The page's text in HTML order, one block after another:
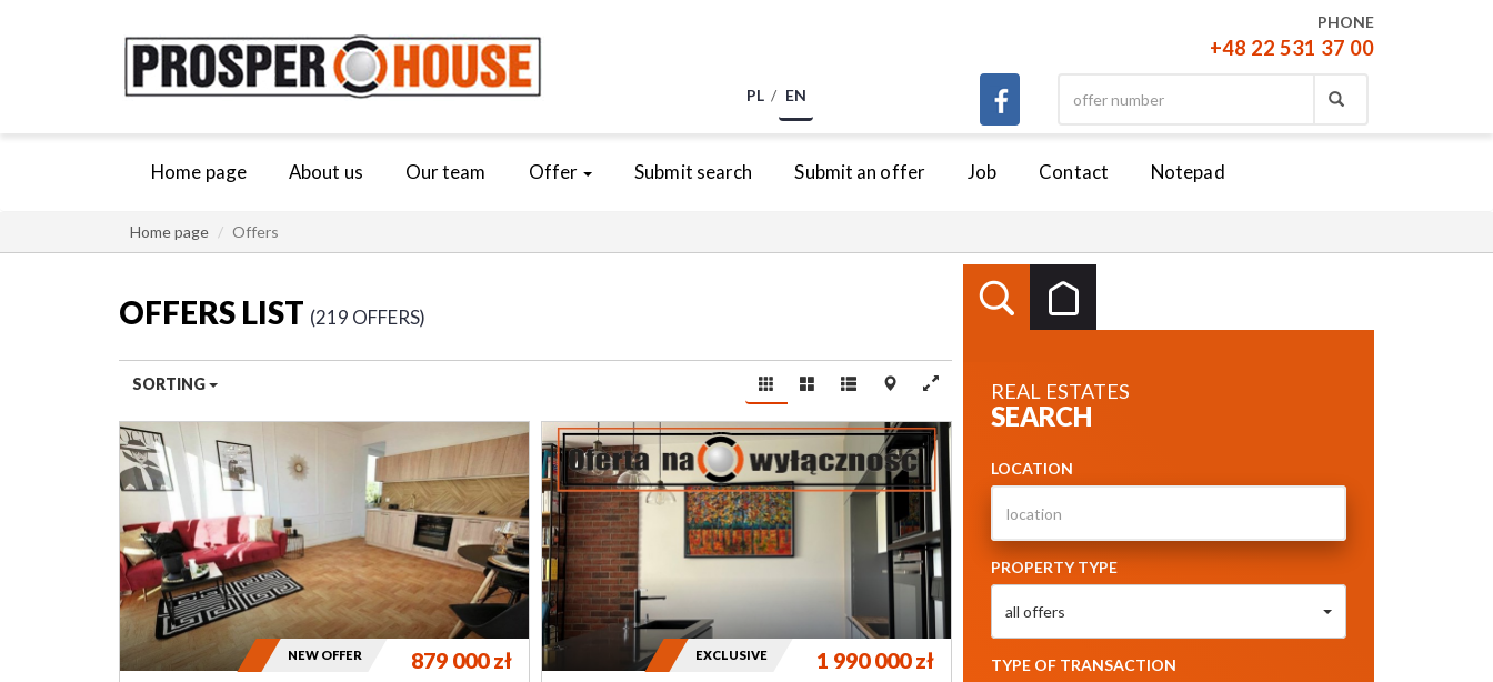
PHONE
+48 22 531 37 00
PL EN
Home page About us Our team Offer Submit search Submit an offer Job Contact Notepad
Home page Offers
REAL ESTATES
SEARCH
LOCATION
PROPERTY TYPE
all offers
TYPE OF TRANSACTION
OFFERS LIST 219 OFFERS
SORTING
879 000zł
NEW OFFER 1 990 000zł
EXCLUSIVE